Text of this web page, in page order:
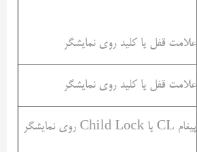
علامت قفل یا کلید روی نمایشگر
علامت قفل یا کلید روی نمایشگر
پیغام CL یا Child Lock روی نمایشگر